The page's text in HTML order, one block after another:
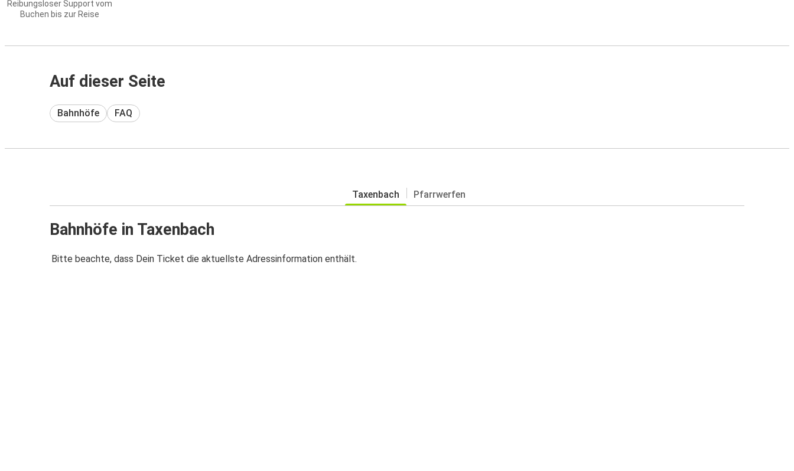
Reibungsloser Support vom
Buchen bis zur Reise
Auf dieser Seite
Bahnhöfe FAQ
Taxenbach Pfarrwerfen
Bahnhöfe in Taxenbach
Bitte beachte, dass Dein Ticket die aktuellste Adressinformation enthält.